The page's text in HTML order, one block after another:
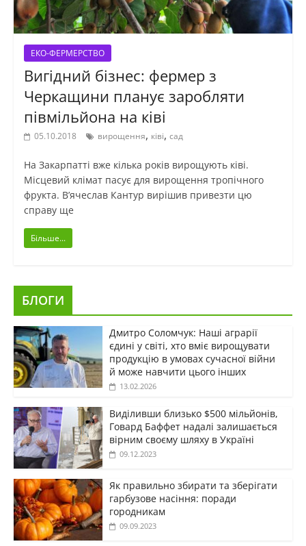
ЕКО-ФЕРМЕРСТВО
Вигідний бізнес: фермер з
Черкащини планує заробляти
півмільйона на ківі
05.10.2018 вирощення, ківі, сад
На Закарпатті вже кілька років вирощують ківі.
Місцевий клімат пасує для вирощення тропічного
фрукта. В’ячеслав Кантур вирішив привезти цю
справу ще
Більше...
БЛОГИ
Дмитро Соломчук: Наші аграрії
єдині у світі, хто вміє вирощувати
продукцію в умовах сучасної війни
й може навчити цього інших
13.02.2026
Виділивши близько $500 мільйонів,
Говард Баффет надалі залишається
вірним своєму шляху в Україні
09.12.2023
Як правильно збирати та зберігати
гарбузове насіння: поради
городникам
09.09.2023